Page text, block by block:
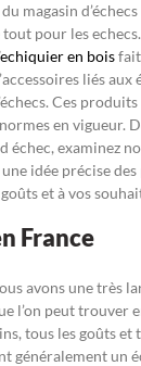
magasin
pour les
en bois
liés aux
Ces
en vigueur.
échec, examinez
idée précise
et à vos
France
avons une très
l’on peut trouver
tous les goûts et
généralement un